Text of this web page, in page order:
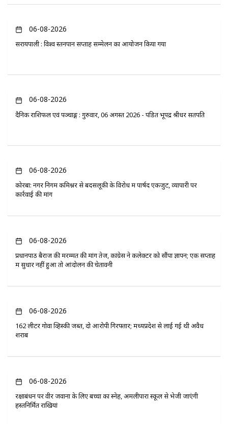
06-08-2026
सरायपाली : विश्व स्तनपान सप्ताह सम्मेलन का आयोजन किया गया
06-08-2026
दैनिक राशिफल एवं पञ्चाङ्ग : गुरुवार, 06 अगस्त 2026 - पंडित भूपेंद्र श्रीधर सतपति
06-08-2026
कोरबा: नगर निगम कमिश्नर से बदसलूकी के विरोध में पार्षद एकजुट, व्यापारी पर
कार्रवाई की मांग
06-08-2026
प्रधानपाठ बैराज की मरम्मत की मांग तेज, कांग्रेस ने कलेक्टर को सौंपा ज्ञापन; एक सप्ताह
में सुधार नहीं हुआ तो आंदोलन की चेतावनी
06-08-2026
162 लीटर गोवा व्हिस्की जब्त, दो आरोपी गिरफ्तार; मध्यप्रदेश से लाई गई थी अवैध
शराब
06-08-2026
रक्षाबंधन पर वीर जवानों के लिए बच्चों का स्नेह, अमलीपारा स्कूल से भेजी जाएंगी
हस्तनिर्मित राखियां